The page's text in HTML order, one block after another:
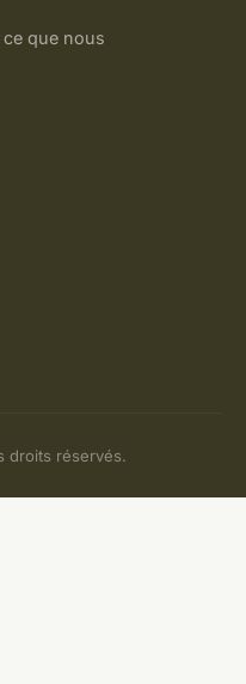
que nous
droits réservés.